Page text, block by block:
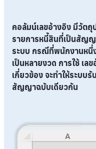
คอลัมน์เลขอ้างอิง มีวัตถุ
รายการหนี้สินที่เป็นสัญญ
ระบบ กรณีที่พนักงานหนึ่
เป็นหลายงวด การใช้ เล
เกี่ยวข้อง จะทำให้ระบบ
สัญญาฉบับเดียวกัน